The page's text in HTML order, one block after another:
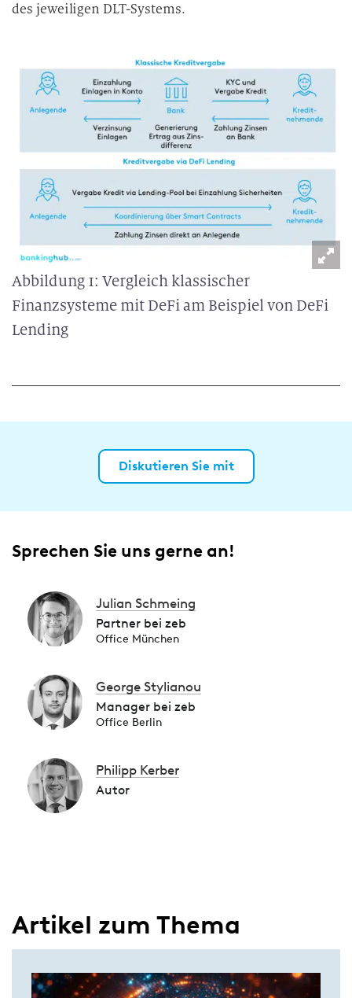
des jeweiligen DLT-Systems.
Abbildung 1: Vergleich klassischer
Finanzsysteme mit DeFi am Beispiel von DeFi
Lending
Diskutieren Sie mit
Sprechen Sie uns gerne an!
Julian Schmeing
Partner bei zeb
Office München
George Stylianou
Manager bei zeb
Office Berlin
Philipp Kerber
Autor
Artikel zum Thema